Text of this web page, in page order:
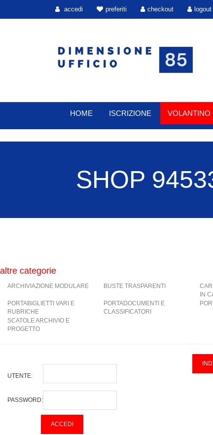
accedi preferiti checkout logout
HOME ISCRIZIONE VOLANTINO
SHOP
altre categorie
ARCHIVIAZIONE MODULARE BUSTE TRASPARENTI
IN
PORTABIGLIETTI VARI E
RUBRICHE
PORTADOCUMENTI E
CLASSIFICATORI
SCATOLE ARCHIVIO E
PROGETTO
UTENTE:
PASSWORD: